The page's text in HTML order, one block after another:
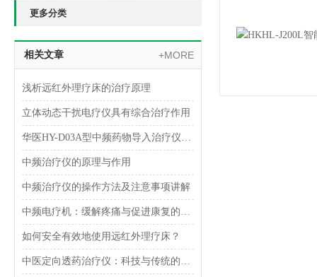
更多分类
相关文章 +MORE
浅析远红外理疗床的治疗原理
立体动态干扰电疗仪具有综合治疗作用
华医HY-D03A型中频药物导入治疗仪技术参数
中频治疗仪的原理与作用
中频治疗仪的操作方法及注意事项讲解
中频电疗机：缓解疼痛与促进康复的有效手段
如何安全有效地使用远红外理疗床？
中医定向透药治疗仪：科技与传统的融合